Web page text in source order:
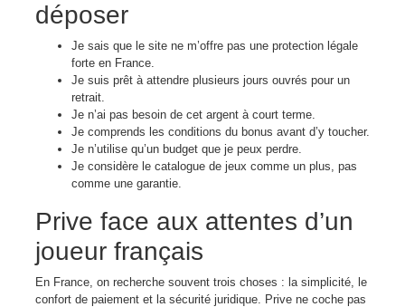
déposer
Je sais que le site ne m’offre pas une protection légale
forte en France.
Je suis prêt à attendre plusieurs jours ouvrés pour un
retrait.
Je n’ai pas besoin de cet argent à court terme.
Je comprends les conditions du bonus avant d’y toucher.
Je n’utilise qu’un budget que je peux perdre.
Je considère le catalogue de jeux comme un plus, pas
comme une garantie.
Prive face aux attentes d’un
joueur français
En France, on recherche souvent trois choses : la simplicité, le
confort de paiement et la sécurité juridique. Prive ne coche pas